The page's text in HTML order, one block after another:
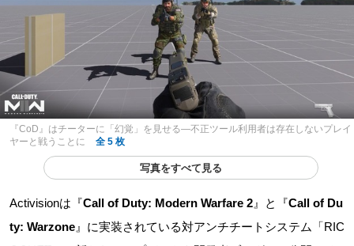
『CoD』はチーターに「幻覚」を見せる―不正ツール利用者は存在しないプレイ
ヤーと戦うことに
全 5 枚
写真をすべて見る
Activisionは『Call of Duty: Modern Warfare 2 』と『Call of Du
ty: Warzone 』に実装されている対アンチチートシステム「RIC